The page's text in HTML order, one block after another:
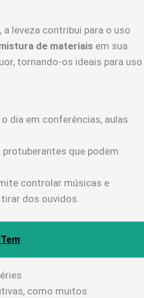
leveza contribui para o uso
de materiais em sua
tornando-os ideais para uso
dia em conferências, aulas
que podem
controlar músicas e
dos ouvidos.
como muitos